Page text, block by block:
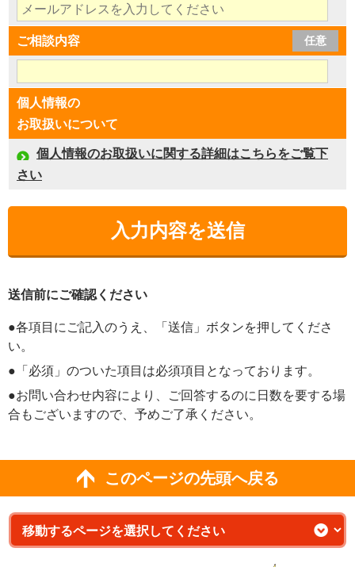
ご相談内容 任意
個人情報の
お取扱いについて
個人情報のお取扱いに関する詳細はこちらをご覧下
さい
送信前にご確認ください
●各項目にご記入のうえ、「送信」ボタンを押してくださ
い。
●「必須」のついた項目は必須項目となっております。
●お問い合わせ内容により、ご回答するのに日数を要する場
合もございますので、予めご了承ください。
このページの先頭へ戻る